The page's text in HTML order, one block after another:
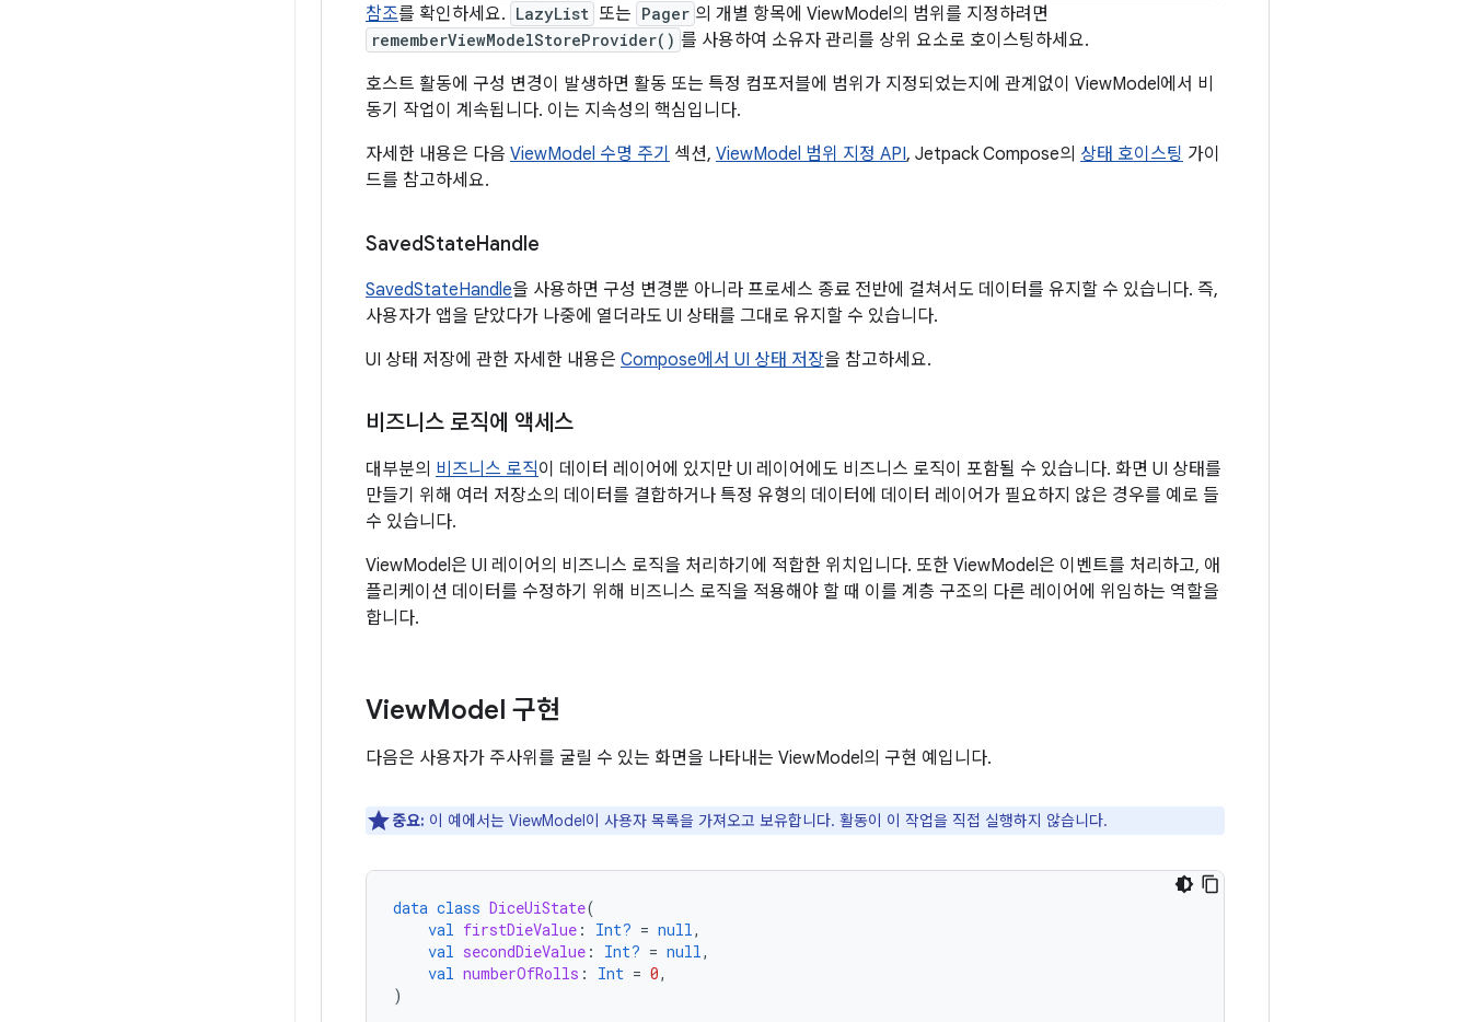
참조를 확인하세요. LazyList 또는 Pager 의 개별 항목에 ViewModel의 범위를 지정하려면
rememberViewModelStoreProvider() 를 사용하여 소유자 관리를 상위 요소로 호이스팅하세요.
호스트 활동에 구성 변경이 발생하면 활동 또는 특정 컴포저블에 범위가 지정되었는지에 관계없이 ViewModel에서 비
동기 작업이 계속됩니다. 이는 지속성의 핵심입니다.
자세한 내용은 다음 ViewModel 수명 주기 섹션, ViewModel 범위 지정 API, Jetpack Compose의 상태 호이스팅 가이
드를 참고하세요.
SavedStateHandle
SavedStateHandle을 사용하면 구성 변경뿐 아니라 프로세스 종료 전반에 걸쳐서도 데이터를 유지할 수 있습니다. 즉,
사용자가 앱을 닫았다가 나중에 열더라도 UI 상태를 그대로 유지할 수 있습니다.
UI 상태 저장에 관한 자세한 내용은 Compose에서 UI 상태 저장을 참고하세요.
비즈니스 로직에 액세스
대부분의 비즈니스 로직이 데이터 레이어에 있지만 UI 레이어에도 비즈니스 로직이 포함될 수 있습니다. 화면 UI 상태를
만들기 위해 여러 저장소의 데이터를 결합하거나 특정 유형의 데이터에 데이터 레이어가 필요하지 않은 경우를 예로 들
수 있습니다.
ViewModel은 UI 레이어의 비즈니스 로직을 처리하기에 적합한 위치입니다. 또한 ViewModel은 이벤트를 처리하고, 애
플리케이션 데이터를 수정하기 위해 비즈니스 로직을 적용해야 할 때 이를 계층 구조의 다른 레이어에 위임하는 역할을
합니다.
ViewModel 구현
다음은 사용자가 주사위를 굴릴 수 있는 화면을 나타내는 ViewModel의 구현 예입니다.
중요: 이 예에서는 ViewModel이 사용자 목록을 가져오고 보유합니다. 활동이 이 작업을 직접 실행하지 않습니다.
data class DiceUiState(
val firstDieValue : Int? = null,
val secondDieValue : Int? = null,
val numberOfRolls : Int = 0,
)